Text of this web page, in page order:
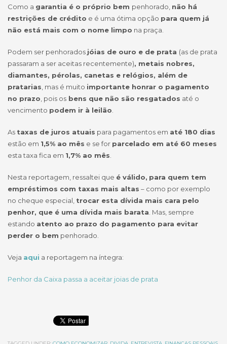
Como a garantia é o próprio bem penhorado, não há
restrições de crédito e é uma ótima opção para quem já
não está mais com o nome limpo na praça.
Podem ser penhorados jóias de ouro e de prata (as de prata
passaram a ser aceitas recentemente), metais nobres,
diamantes, pérolas, canetas e relógios, além de
pratarias, mas é muito importante honrar o pagamento
no prazo, pois os bens que não são resgatados até o
vencimento podem ir à leilão.
As taxas de juros atuais para pagamentos em até 180 dias
estão em 1,5% ao mês e se for parcelado em até 60 meses
esta taxa fica em 1,7% ao mês.
Nesta reportagem, ressaltei que é válido, para quem tem
empréstimos com taxas mais altas – como por exemplo
no cheque especial, trocar esta dívida mais cara pelo
penhor, que é uma dívida mais barata. Mas, sempre
estando atento ao prazo do pagamento para evitar
perder o bem penhorado.
Veja aqui a reportagem na íntegra:
Penhor da Caixa passa a aceitar joias de prata